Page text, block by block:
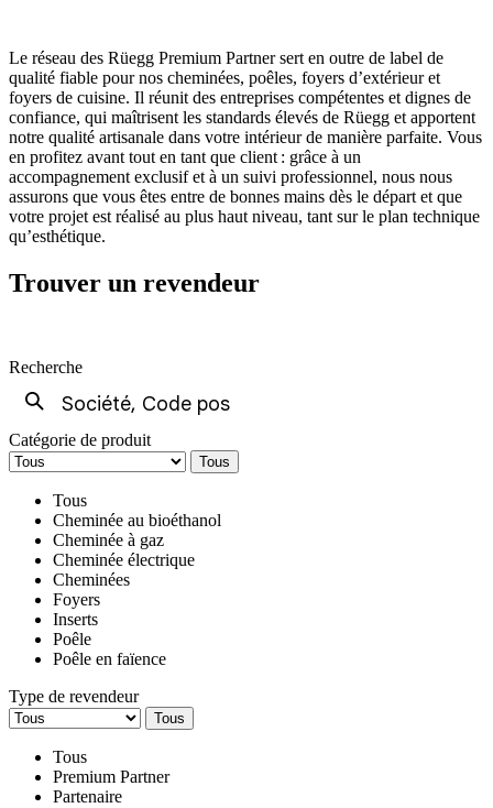
Le réseau des Rüegg Premium Partner sert en outre de label de
qualité fiable pour nos cheminées, poêles, foyers d’extérieur et
foyers de cuisine. Il réunit des entreprises compétentes et dignes de
confiance, qui maîtrisent les standards élevés de Rüegg et apportent
notre qualité artisanale dans votre intérieur de manière parfaite. Vous
en profitez avant tout en tant que client : grâce à un
accompagnement exclusif et à un suivi professionnel, nous nous
assurons que vous êtes entre de bonnes mains dès le départ et que
votre projet est réalisé au plus haut niveau, tant sur le plan technique
qu’esthétique.
Trouver un revendeur
Recherche
Catégorie de produit
Tous
Tous
Cheminée au bioéthanol
Cheminée à gaz
Cheminée électrique
Cheminées
Foyers
Inserts
Poêle
Poêle en faïence
Type de revendeur
Tous
Tous
Premium Partner
Partenaire